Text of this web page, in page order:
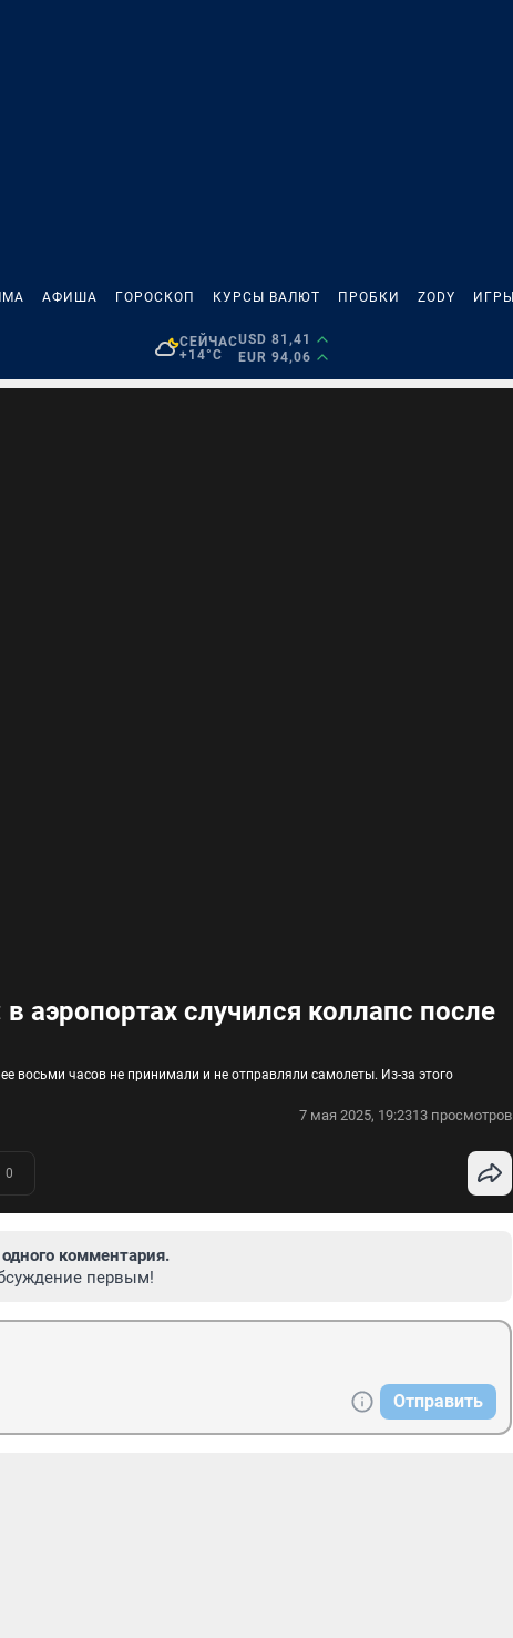
АФИША ГОРОСКОП КУРСЫ ВАЛЮТ ПРОБКИ ZODY ИГРЫ
СЕЙЧАС
+14°C
USD 81,41
EUR 94,06
случился коллапс после
восьми часов не принимали и не отправляли самолеты. Из-за этого
7 мая 2025, 19:2313 просмотров
0
комментария.
первым!
Отправить